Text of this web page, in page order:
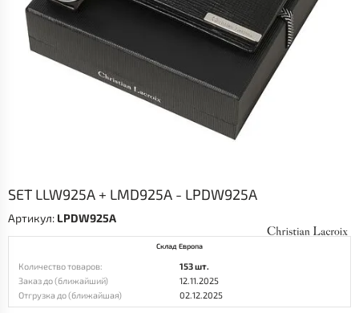
SET LLW925A + LMD925A - LPDW925A
Артикул: LPDW925A
Склад Европа
Количество товаров:
153 шт.
Заказ до (ближайший)
12.11.2025
Отгрузка до (ближайшая)
02.12.2025